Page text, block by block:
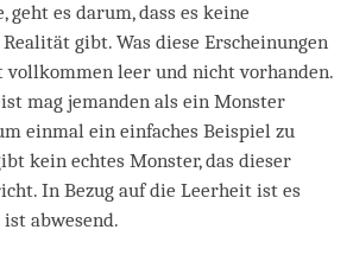
geht es darum, dass es keine
gibt. Was diese Erscheinungen
vollkommen leer und nicht vorhanden.
mag jemanden als ein Monster
einmal ein einfaches Beispiel zu
kein echtes Monster, das dieser
In Bezug auf die Leerheit ist es
abwesend.